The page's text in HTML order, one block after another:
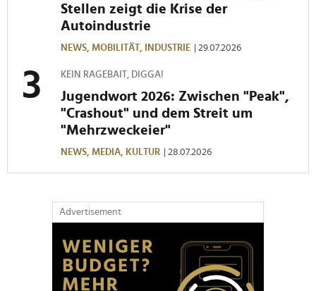
Stellen zeigt die Krise der
Autoindustrie
NEWS, MOBILITÄT, INDUSTRIE | 29.07.2026
KEIN RAGEBAIT, DIGGA!
Jugendwort 2026: Zwischen "Peak",
"Crashout" und dem Streit um
"Mehrzweckeier"
NEWS, MEDIA, KULTUR | 28.07.2026
Advertisement